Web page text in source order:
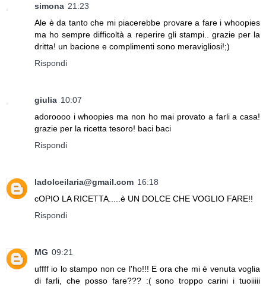
simona 21:23
Ale è da tanto che mi piacerebbe provare a fare i whoopies
ma ho sempre difficoltà a reperire gli stampi.. grazie per la
dritta! un bacione e complimenti sono meravigliosi!;)
Rispondi
giulia 10:07
adoroooo i whoopies ma non ho mai provato a farli a casa!
grazie per la ricetta tesoro! baci baci
Rispondi
ladolceilaria@gmail.com 16:18
cOPIO LA RICETTA.....è UN DOLCE CHE VOGLIO FARE!!
Rispondi
MG 09:21
uffff io lo stampo non ce l'ho!!! E ora che mi è venuta voglia
di farli, che posso fare??? :( sono troppo carini i tuoiiiii